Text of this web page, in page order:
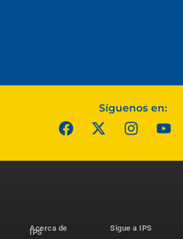
Síguenos en:
Acerca de
IPS Sigue a IPS